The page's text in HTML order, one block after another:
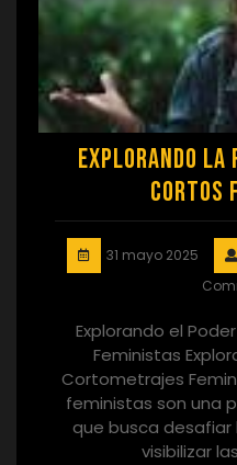
Explorando la
Cortos
31 mayo 2025
Explorando el
Feministas
Cortometrajes
feministas son una
que busca desafiar
visibilizar